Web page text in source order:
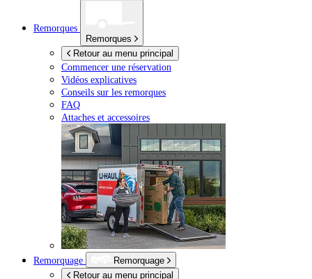
Remorques
Remorques
Retour au menu principal
Commencer une réservation
Vidéos explicatives
Conseils sur les remorques
FAQ
Attaches et accessoires
Remorquage
Remorquage
Retour au menu principal